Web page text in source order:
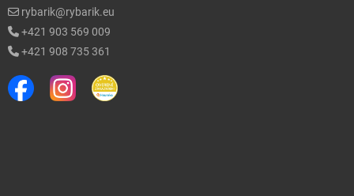
rybarik@rybarik.eu
+421 903 569 009
+421 908 735 361